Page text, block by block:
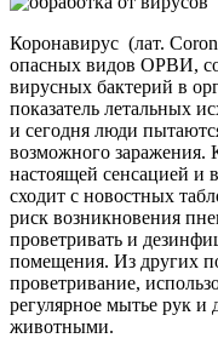
Коронавирус (лат.
опасных видов ОРВИ,
вирусных бактерий в
показатель летальных
и сегодня люди
возможного заражения.
настоящей сенсацией и
сходит с новостных
риск возникновения
проветривать и
помещения. Из других
проветривание,
регулярное мытье рук и
животными.